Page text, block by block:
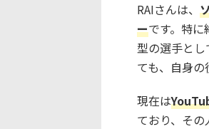
RAIさんは、
ーです。特
型の選手と
ても、自身の
現在は
ており、そ